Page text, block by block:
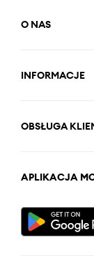
O NAS
INFORMACJE
OBSŁUGA
APLIKACJA